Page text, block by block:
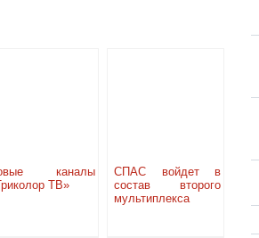
каналы
ТВ»
СПАС войдет в
состав второго
мультиплекса